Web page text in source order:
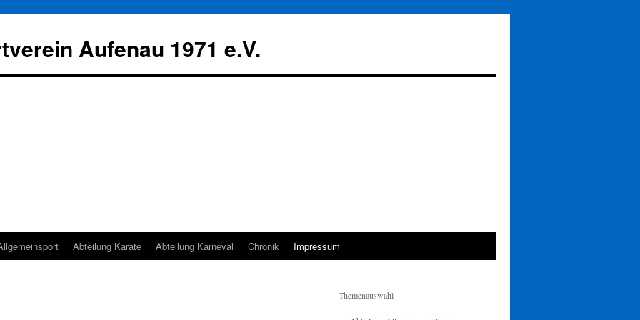
Aufenau 1971 e.V.
Abteilung Karate Abteilung Karneval Chronik Impressum
Themenauswahl